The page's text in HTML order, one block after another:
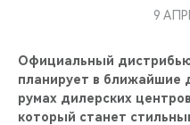
КРОССОВЕРЫ
КРЕДИТ И СТРАХОВАНИЕ
ЗАПЧАСТИ И АКСЕССУАРЫ
ПОДДЕРЖКА
О БРЕНДЕ
CHERY В СОЦСЕТЯХ
КРЕДИТ
МЫ В СОЦСЕТЯХ
9
Официальный
планирует в ближайшие
румах дилерских
который станет